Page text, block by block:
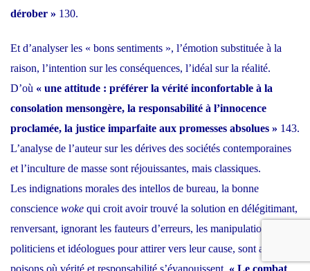
dérober » 130.
Et d’analyser les « bons sentiments », l’émotion substituée à la
raison, l’intention sur les conséquences, l’idéal sur la réalité.
D’où « une attitude : préférer la vérité inconfortable à la
consolation mensongère, la responsabilité à l’innocence
proclamée, la justice imparfaite aux promesses absolues » 143.
L’analyse de l’auteur sur les dérives des sociétés contemporaines
et l’inculture de masse sont réjouissantes, mais classiques.
Les indignations morales des intellos de bureau, la bonne
conscience woke qui croit avoir trouvé la solution en délégitimant,
renversant, ignorant les fauteurs d’erreurs, les manipulations
politiciens et idéologues pour attirer vers leur cause, sont autant de
poisons où vérité et responsabilité s’évanouissent. « Le combat